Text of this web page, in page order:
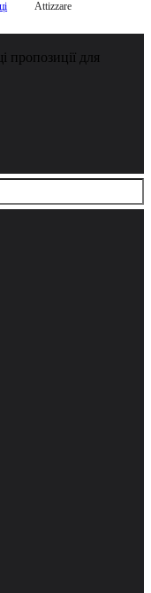
Attizzare
пропозиції для